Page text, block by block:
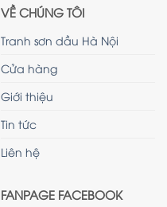
VỀ CHÚNG TÔI
Tranh sơn dầu Hà Nội
Cửa hàng
Giới thiệu
Tin tức
Liên hệ
FANPAGE FACEBOOK